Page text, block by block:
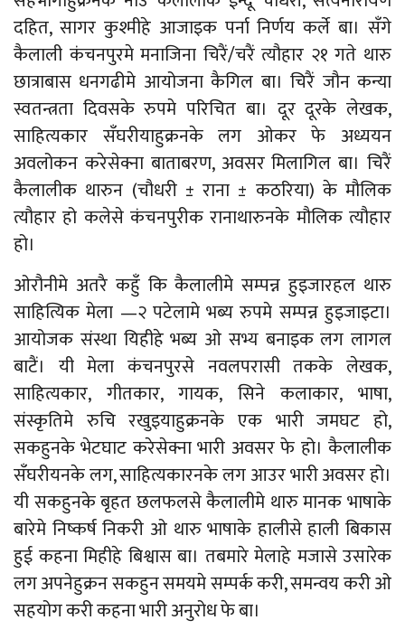
दहित, सागर कुश्मीहे आजाइक पर्ना निर्णय कर्ले बा। सँगे
कैलाली कंचनपुरमे मनाजिना चिरैं/चरैं त्यौहार २१ गते थारु
छात्राबास धनगढीमे आयोजना कैगिल बा। चिरैं जौन कन्या
स्वतन्त्रता दिवसके रुपमे परिचित बा। दूर दूरके लेखक,
साहित्यकार सँघरीयाहुक्रनके लग ओकर फे अध्ययन
अवलोकन करेसेक्ना बाताबरण, अवसर मिलागिल बा। चिरैं
कैलालीक थारुन (चौधरी ± राना ± कठरिया) के मौलिक
त्यौहार हो कलेसे कंचनपुरीक रानाथारुनके मौलिक त्यौहार
हो।
ओरौनीमे अतरै कहुँ कि कैलालीमे सम्पन्न हुइजारहल थारु
साहित्यिक मेला —२ पटेलामे भब्य रुपमे सम्पन्न हुइजाइटा।
आयोजक संस्था यिहीहे भब्य ओ सभ्य बनाइक लग लागल
बाटैं। यी मेला कंचनपुरसे नवलपरासी तकके लेखक,
साहित्यकार, गीतकार, गायक, सिने कलाकार, भाषा,
संस्कृतिमे रुचि रखुइयाहुक्रनके एक भारी जमघट हो,
सकहुनके भेटघाट करेसेक्ना भारी अवसर फे हो। कैलालीक
सँघरीयनके लग, साहित्यकारनके लग आउर भारी अवसर हो।
यी सकहुनके बृहत छलफलसे कैलालीमे थारु मानक भाषाके
बारेमे निष्कर्ष निकरी ओ थारु भाषाके हालीसे हाली बिकास
हुई कहना मिहीहे बिश्वास बा। तबमारे मेलाहे मजासे उसारेक
लग अपनेहुक्रन सकहुन समयमे सम्पर्क करी, समन्वय करी ओ
सहयोग करी कहना भारी अनुरोध फे बा।